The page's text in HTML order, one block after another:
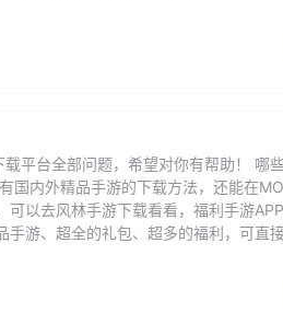
平台全部问题，希望对你有帮助！ 哪
国内外精品手游的下载方法，还能在
以去风林手游下载看看，福利手游
游、超全的礼包、超多的福利，可直